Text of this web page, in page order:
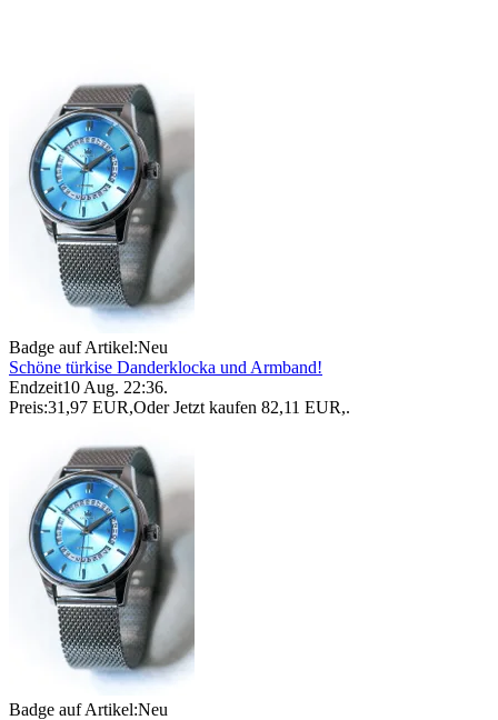
Badge auf Artikel:Neu
Schöne türkise Danderklocka und Armband!
Endzeit10 Aug. 22:36.
Preis:31,97 EUR,Oder Jetzt kaufen 82,11 EUR,.
Badge auf Artikel:Neu